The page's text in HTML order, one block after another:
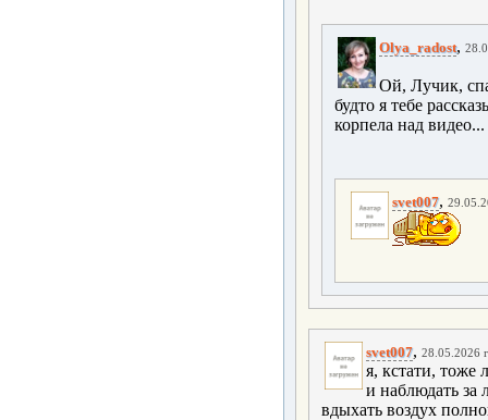
Olya_radost,
Ой, Лучик,
будто я тебе
корпела над
svet007,
svet007, 28.05.2026
я, кстати, тоже
и наблюдать за
вдыхать воздух